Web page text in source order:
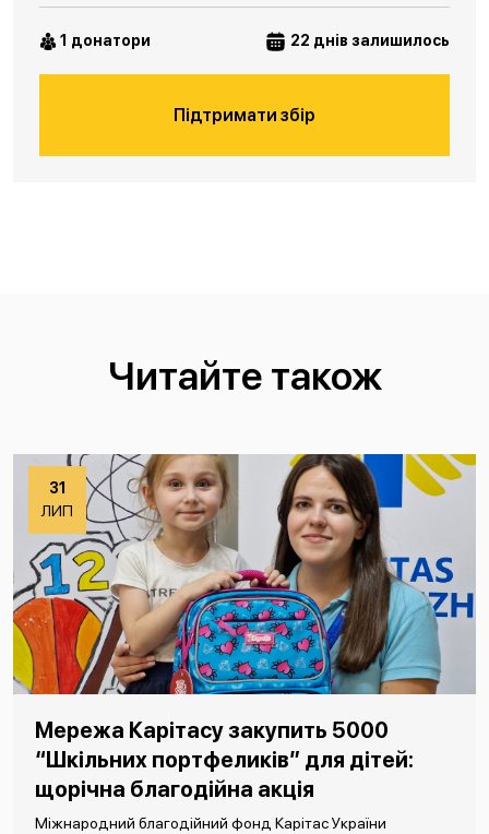
1 донатори 22 днів залишилось
Підтримати збір
Читайте також
31
ЛИП
Мережа Карітасу закупить 5000
“Шкільних портфеликів” для дітей:
щорічна благодійна акція
Міжнародний благодійний фонд Карітас України